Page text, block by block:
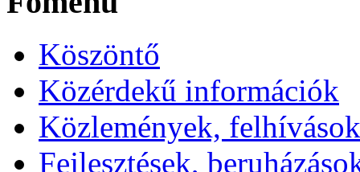
Köszöntő
Közérdekű információk
Közlemények, felhívások
Fejlesztések,